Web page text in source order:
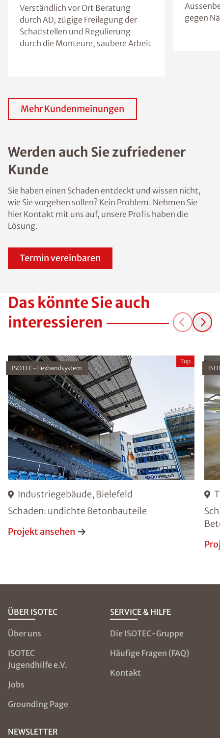
Verständlich vor Ort Beratung
durch AD, zügige Freilegung der
Schadstellen und Regulierung
durch die Monteure, saubere Arbeit
gegen
Mehr Kundenmeinungen
Werden auch Sie zufriedener
Kunde
Sie haben einen Schaden entdeckt und wissen nicht,
wie Sie vorgehen sollen? Kein Problem. Nehmen Sie
hier Kontakt mit uns auf, unsere Profis haben die
Lösung.
Termin vereinbaren
Das könnte Sie auch
interessieren
Industriegebäude, Bielefeld
Schaden: undichte Betonbauteile
ISOTEC-Flexbandsystem
Top
Projekt ansehen
ÜBER ISOTEC
Über uns
ISOTEC
Jugendhilfe e.V.
Jobs
Grounding Page
SERVICE & HILFE
Die ISOTEC-Gruppe
Häufige Fragen (FAQ)
Kontakt
NEWSLETTER